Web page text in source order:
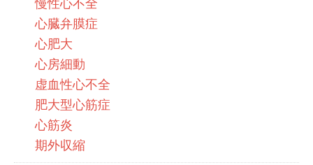
心臓弁膜症
心肥大
心房細動
虚血性心不全
肥大型心筋症
心筋炎
期外収縮